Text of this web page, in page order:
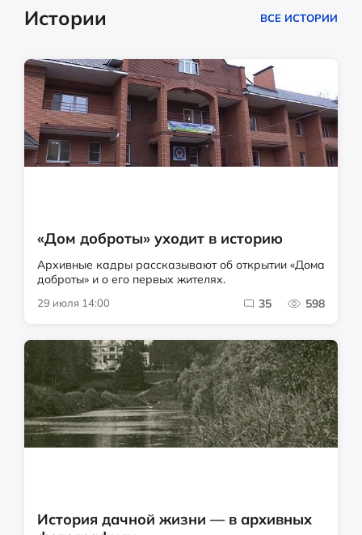
Истории ВСЕ ИСТОРИИ
«Дом доброты» уходит в историю
Архивные кадры рассказывают об открытии «Дома
доброты» и о его первых жителях.
29 июля 14:00 35 598
История дачной жизни — в архивных